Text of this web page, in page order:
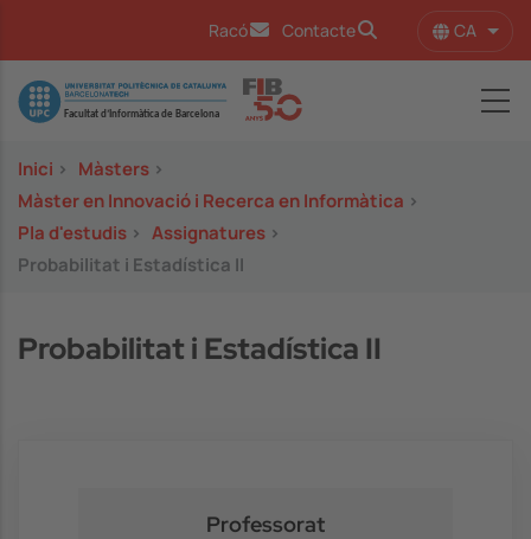
Racó Contacte CA
Image
Inici > Màsters >
Màster en Innovació i Recerca en Informàtica >
Pla d'estudis > Assignatures >
Probabilitat i Estadística II
Probabilitat i Estadística II
Professorat